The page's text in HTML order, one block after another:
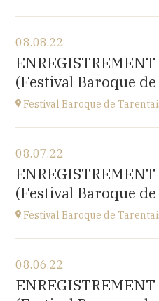
Savoie
at21H00
08.08.22
(Festival Baroque
Festival Baroque de
Savoie
at10H
08.07.22
(Festival Baroque
Festival Baroque de
Savoie
at10H
08.06.22